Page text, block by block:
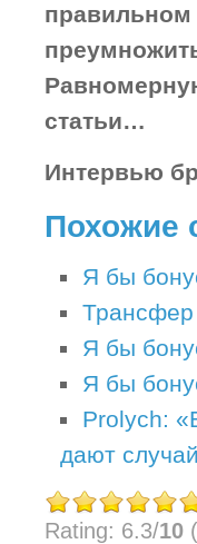
правильном
статьи…
Интервью
Похожие
Я бы
Трансфер
Я бы
Я бы
Prolych:
дают
Rating: 6.3/10